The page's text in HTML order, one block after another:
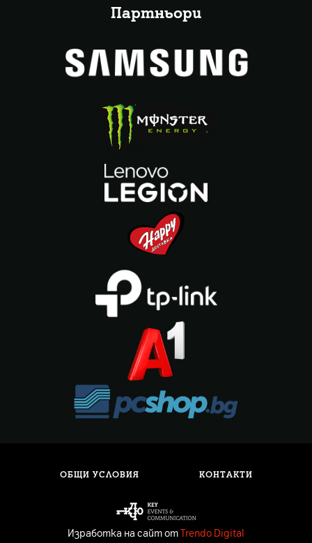
Партньори
ОБЩИ УСЛОВИЯ КОНТАКТИ
Изработка на сайт отTrendo Digital